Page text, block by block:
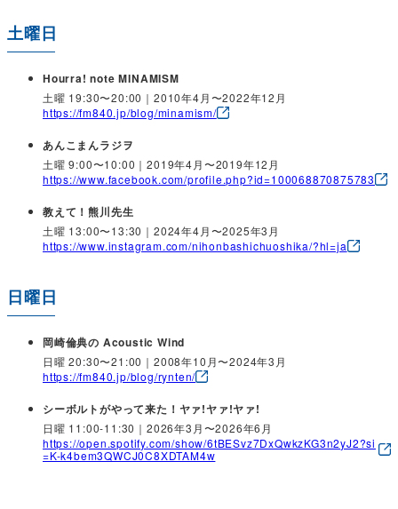
土曜日
Hourra! note MINAMISM
土曜 19:30〜20:00｜2010年4月〜2022年12月
https://fm840.jp/blog/minamism/
あんこまんラジヲ
土曜 9:00〜10:00｜2019年4月〜2019年12月
https://www.facebook.com/profile.php?id=100068870875783
教えて！熊川先生
土曜 13:00〜13:30｜2024年4月〜2025年3月
https://www.instagram.com/nihonbashichuoshika/?hl=ja
日曜日
岡崎倫典の Acoustic Wind
日曜 20:30〜21:00｜2008年10月〜2024年3月
https://fm840.jp/blog/rynten/
シーボルトがやって来た！ヤァ!ヤァ!ヤァ!
日曜 11:00-11:30｜2026年3月〜2026年6月
https://open.spotify.com/show/6tBESvz7DxQwkzKG3n2yJ2?si
=K-k4bem3QWCJ0C8XDTAM4w